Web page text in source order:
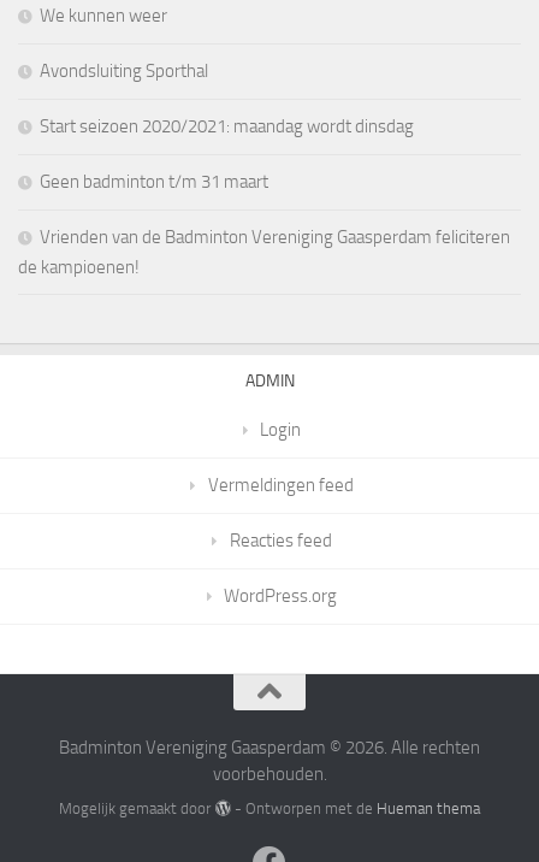
We kunnen weer
Avondsluiting Sporthal
Start seizoen 2020/2021: maandag wordt dinsdag
Geen badminton t/m 31 maart
Vrienden van de Badminton Vereniging Gaasperdam feliciteren
de kampioenen!
ADMIN
Login
Vermeldingen feed
Reacties feed
WordPress.org
Badminton Vereniging Gaasperdam © 2026. Alle rechten
voorbehouden.
Mogelijk gemaakt door - Ontworpen met de Hueman thema